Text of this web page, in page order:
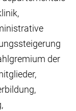
der